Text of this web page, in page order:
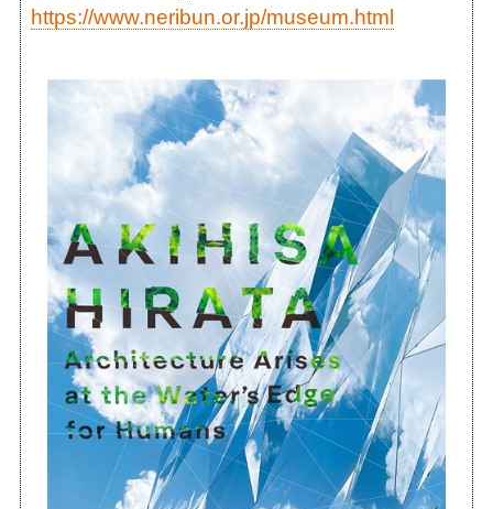
https://www.neribun.or.jp/museum.html